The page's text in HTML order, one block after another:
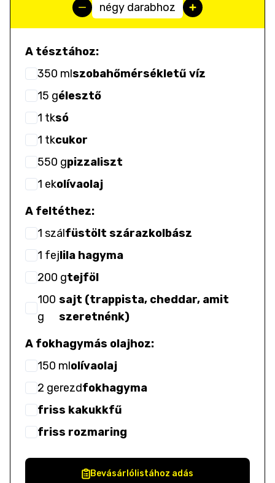
négy darabhoz
A tésztához:
350 mlszobahőmérsékletű víz
15 gélesztő
1 tksó
1 tkcukor
550 gpizzaliszt
1 ekolívaolaj
A feltéthez:
1 szálfüstölt szárazkolbász
1 fejlila hagyma
200 gtejföl
100
g
sajt (trappista, cheddar, amit
szeretnénk)
A fokhagymás olajhoz:
150 mlolívaolaj
2 gerezdfokhagyma
friss kakukkfű
friss rozmaring
Bevásárlólistához adás